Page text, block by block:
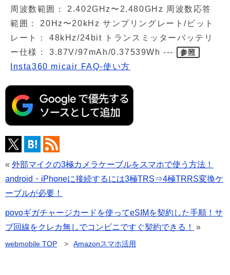
周波数範囲： 2.402GHz〜2.480GHz 周波数応答
範囲： 20Hz〜20kHz サンプリングレート/ビット
レート： 48kHz/24bit トランスミッターバッテリ
ー仕様： 3.87V/97mAh/0.37539Wh ---
参照
Insta360 micair FAQ-使い方
« 外部マイクの3極カメラケーブルをスマホで使う方法！
android・iPhoneに接続するには3極TRS⇒4極TRRS変換ケ
ーブルが必要！
povoギガチャージカードを使ってeSIMを契約した手順！サ
ブ回線をクレカ無しでコンビニですぐ契約できる！
»
webmobile TOP > Amazonスマホ活用